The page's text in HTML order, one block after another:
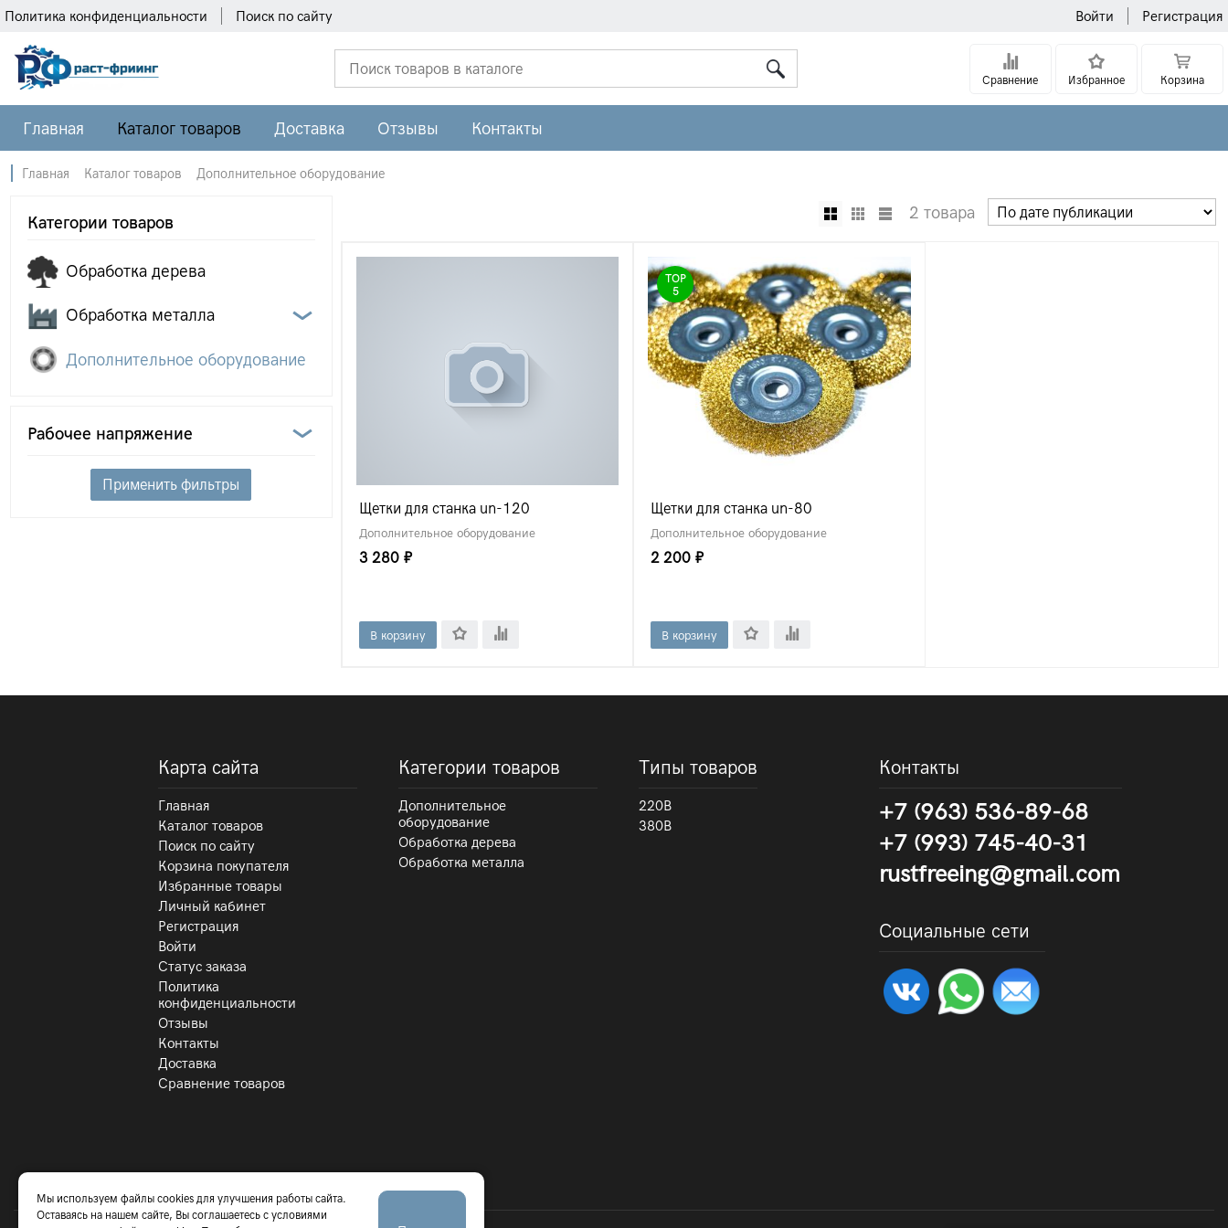
Политика конфиденциальности Поиск по сайту Войти Регистрация
Сравнение Избранное Корзина
Главная Каталог товаров Доставка Отзывы Контакты
Главная Каталог товаров Дополнительное оборудование
Категории товаров
Обработка дерева
Обработка металла
Дополнительное оборудование
Рабочее напряжение
Применить фильтры
2 товара
Щетки для станка un-120
Дополнительное оборудование
3 280 ₽
В корзину
TOP
5
Щетки для станка un-80
Дополнительное оборудование
2 200 ₽
В корзину
Мы используем файлы cookies для улучшения работы сайта.
Оставаясь на нашем сайте, Вы соглашаетесь с условиями
Карта сайта
Главная
Каталог товаров
Поиск по сайту
Корзина покупателя
Избранные товары
Личный кабинет
Регистрация
Войти
Статус заказа
Политика
конфиденциальности
Отзывы
Контакты
Доставка
Сравнение товаров
Категории товаров
Дополнительное
оборудование
Обработка дерева
Обработка металла
Типы товаров
220В
380В
Контакты
+7 (963) 536-89-68
+7 (993) 745-40-31
rustfreeing@gmail.com
Социальные сети